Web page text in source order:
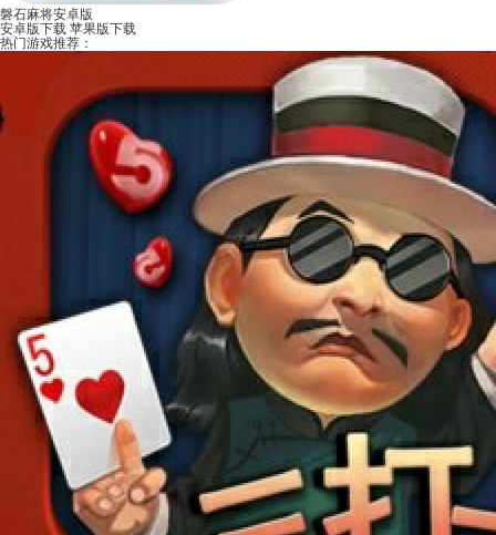
磐石麻将安卓版
安卓版下载 苹果版下载
热门游戏推荐：